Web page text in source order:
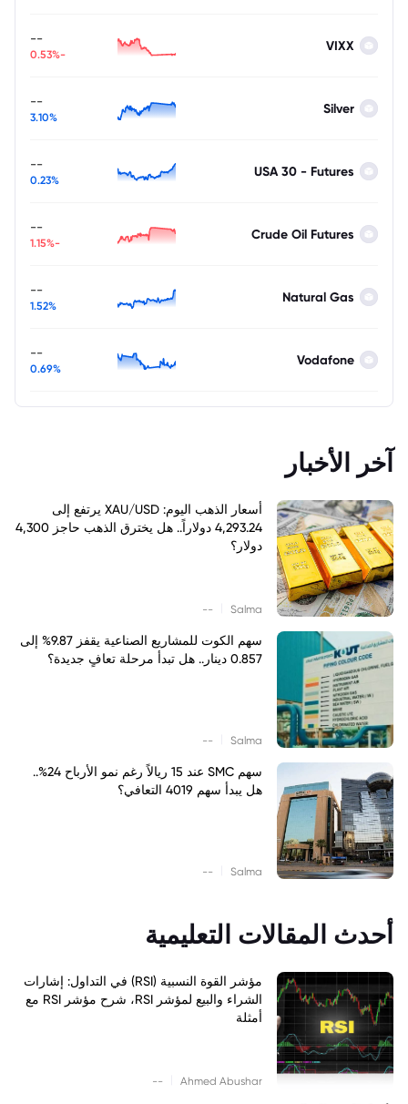
VIXX
--
-0.53%
Silver
--
3.10%
USA 30 - Futures
--
0.23%
Crude Oil Futures
--
-1.15%
Natural Gas
--
1.52%
Vodafone
--
0.69%
آخر الأخبار
أسعار الذهب اليوم: XAU/USD يرتفع إلى
4,293.24 دولاراً.. هل يخترق الذهب حاجز 4,300
دولار؟
Salma
--
سهم الكوت للمشاريع الصناعية يقفز 9.87% إلى
0.857 دينار.. هل تبدأ مرحلة تعافٍ جديدة؟
Salma
--
سهم SMC عند 15 ريالاً رغم نمو الأرباح 24%..
هل يبدأ سهم 4019 التعافي؟
Salma
--
أحدث المقالات التعليمية
مؤشر القوة النسبية (RSI) في التداول: إشارات
الشراء والبيع لمؤشر RSI، شرح مؤشر RSI مع
أمثلة
Ahmed Abushar
--